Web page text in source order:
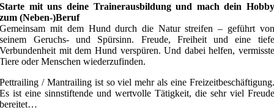
Starte mit uns deine Trainerausbildung und mach dein Hobby
zum (Neben-)Beruf
Gemeinsam mit dem Hund durch die Natur streifen – geführt von
seinem Geruchs- und Spürsinn. Freude, Freiheit und eine tiefe
Verbundenheit mit dem Hund verspüren. Und dabei helfen, vermisste
Tiere oder Menschen wiederzufinden.
Pettrailing / Mantrailing ist so viel mehr als eine Freizeitbeschäftigung.
Es ist eine sinnstiftende und wertvolle Tätigkeit, die sehr viel Freude
bereitet…